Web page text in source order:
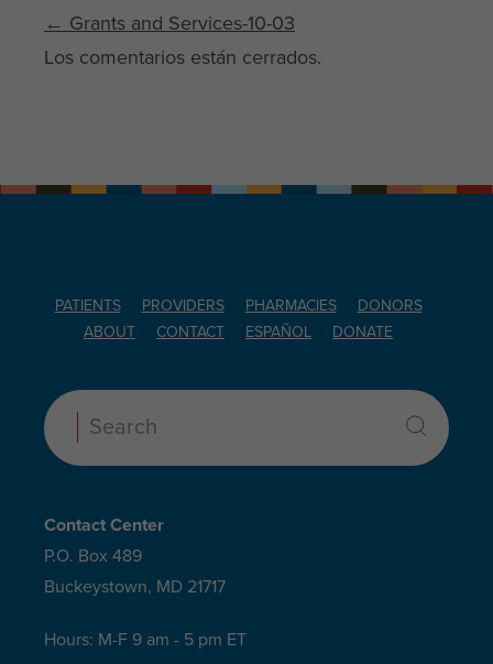
Post navigation
← Grants and Services-10-03
Los comentarios están cerrados.
PATIENTS PROVIDERS PHARMACIES
DONORS
ABOUT
CONTACT ESPAÑOL DONATE
Search:
Contact Center
P.O. Box 489
Buckeystown, MD 21717
Hours: M-F 9 am - 5 pm ET